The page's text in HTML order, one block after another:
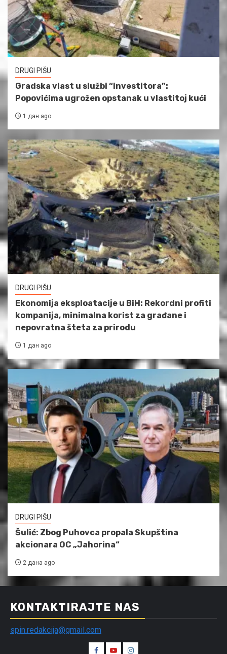
DRUGI PIŠU
Gradska vlast u službi “investitora”:
Popovićima ugrožen opstanak u vlastitoj kući
1 дан ago
DRUGI PIŠU
Ekonomija eksploatacije u BiH: Rekordni profiti
kompanija, minimalna korist za građane i
nepovratna šteta za prirodu
1 дан ago
DRUGI PIŠU
Šulić: Zbog Puhovca propala Skupština
akcionara OC „Jahorina“
2 дана ago
KONTAKTIRAJTE NAS
spin.redakcija@gmail.com
SpinSpin Spin